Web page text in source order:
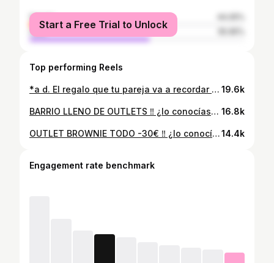
female
male
Start a Free Trial to Unlock
Top performing Reels
*a d. El regalo que tu pareja va a recordar toda su vida ❤️ @nomadingcamp 19.6k
BARRIO LLENO DE OUTLETS ‼️ ¿lo conocías? 🚨 16.8k
OUTLET BROWNIE TODO -30€ ‼️ ¿lo conocías?😍14.4k
Engagement rate benchmark